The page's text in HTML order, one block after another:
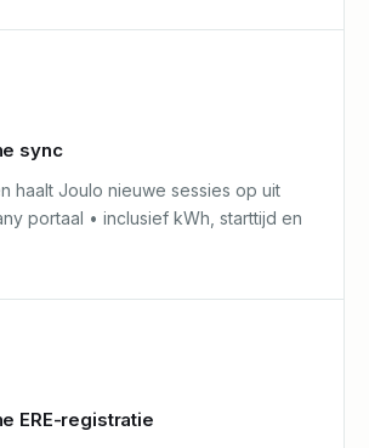
sync
haalt Joulo nieuwe sessies op uit
portaal • inclusief kWh, starttijd en
ERE-registratie